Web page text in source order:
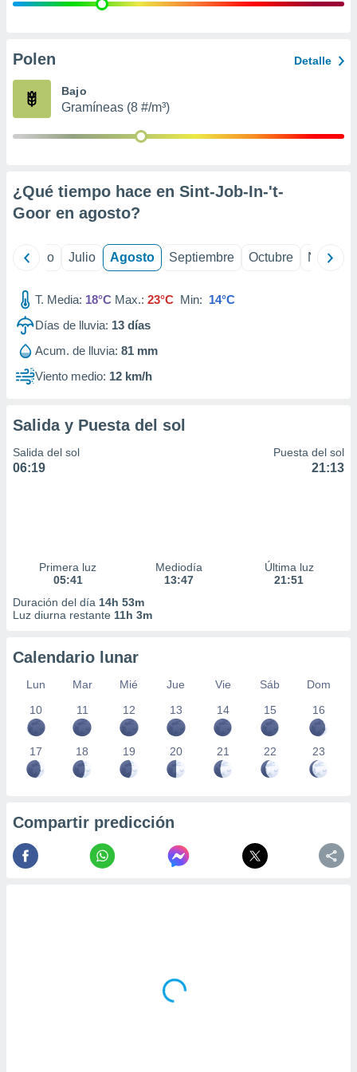
e
publicidad
Polen Detalle
Bajo
Gramíneas (8 #/m³)
¿Qué tiempo hace en Sint-Job-In-'t-
Goor en agosto?
Junio Julio Agosto Septiembre Octubre
T. Media: 18°C Max.: 23°C Min: 14°C
Días de lluvia: 13 días
Acum. de lluvia: 81 mm
Viento medio: 12 km/h
Salida y Puesta del sol
Salida del sol
06:19
Puesta del sol
21:13
Primera luz
05:41
Mediodía
13:47
Última luz
21:51
Duración del día 14h 53m
Luz diurna restante 11h 3m
Calendario lunar
Lun Mar Mié Jue Vie Sáb
Dom
10
11 12 13 14 15 16
17 18 19 20 21 22 23
Compartir predicción